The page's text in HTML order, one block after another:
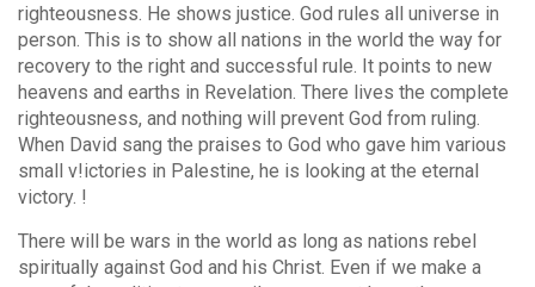
righteousness. He shows justice. God rules all universe in
person. This is to show all nations in the world the way for
recovery to the right and successful rule. It points to new
heavens and earths in Revelation. There lives the complete
righteousness, and nothing will prevent God from ruling.
When David sang the praises to God who gave him various
small v!ictories in Palestine, he is looking at the eternal
victory. !
There will be wars in the world as long as nations rebel
spiritually against God and his Christ. Even if we make a